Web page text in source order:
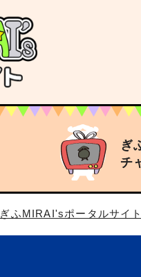
ぎ
チ
ぎふMIRAI'sポータルサイト